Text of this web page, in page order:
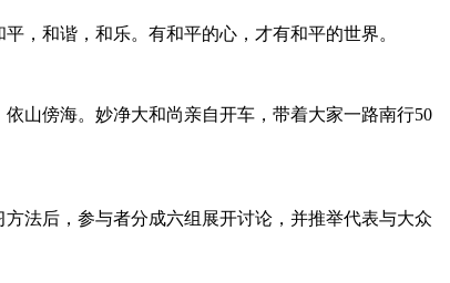
和谐，和乐。有和平的心，才有和平的世界。
山傍海。妙净大和尚亲自开车，带着大家一路南行50
法后，参与者分成六组展开讨论，并推举代表与大众